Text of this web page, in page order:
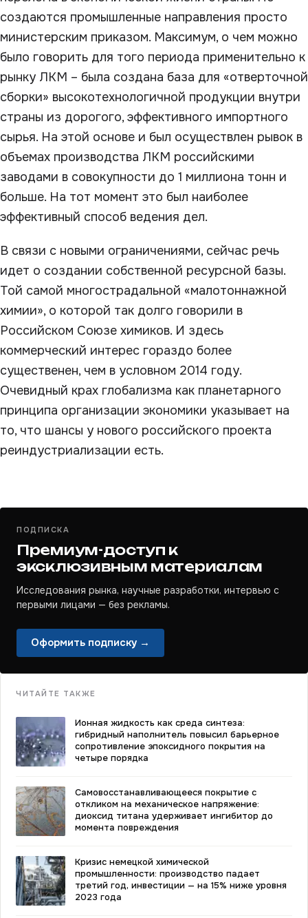
создаются промышленные направления просто
министерским приказом. Максимум, о чем можно
было говорить для того периода применительно к
рынку ЛКМ – была создана база для «отверточной
сборки» высокотехнологичной продукции внутри
страны из дорогого, эффективного импортного
сырья. На этой основе и был осуществлен рывок в
объемах производства ЛКМ российскими
заводами в совокупности до 1 миллиона тонн и
больше. На тот момент это был наиболее
эффективный способ ведения дел.
В связи с новыми ограничениями, сейчас речь
идет о создании собственной ресурсной базы.
Той самой многострадальной «малотоннажной
химии», о которой так долго говорили в
Российском Союзе химиков. И здесь
коммерческий интерес гораздо более
существенен, чем в условном 2014 году.
Очевидный крах глобализма как планетарного
принципа организации экономики указывает на
то, что шансы у нового российского проекта
реиндустриализации есть.
ПОДПИСКА
Премиум-доступ к
эксклюзивным материалам
Исследования рынка, научные разработки, интервью с
первыми лицами — без рекламы.
Оформить подписку →
ЧИТАЙТЕ ТАКЖЕ
Ионная жидкость как среда синтеза:
гибридный наполнитель повысил барьерное
сопротивление эпоксидного покрытия на
четыре порядка
Самовосстанавливающееся покрытие с
откликом на механическое напряжение:
диоксид титана удерживает ингибитор до
момента повреждения
Кризис немецкой химической
промышленности: производство падает
третий год, инвестиции — на 15% ниже уровня
2023 года